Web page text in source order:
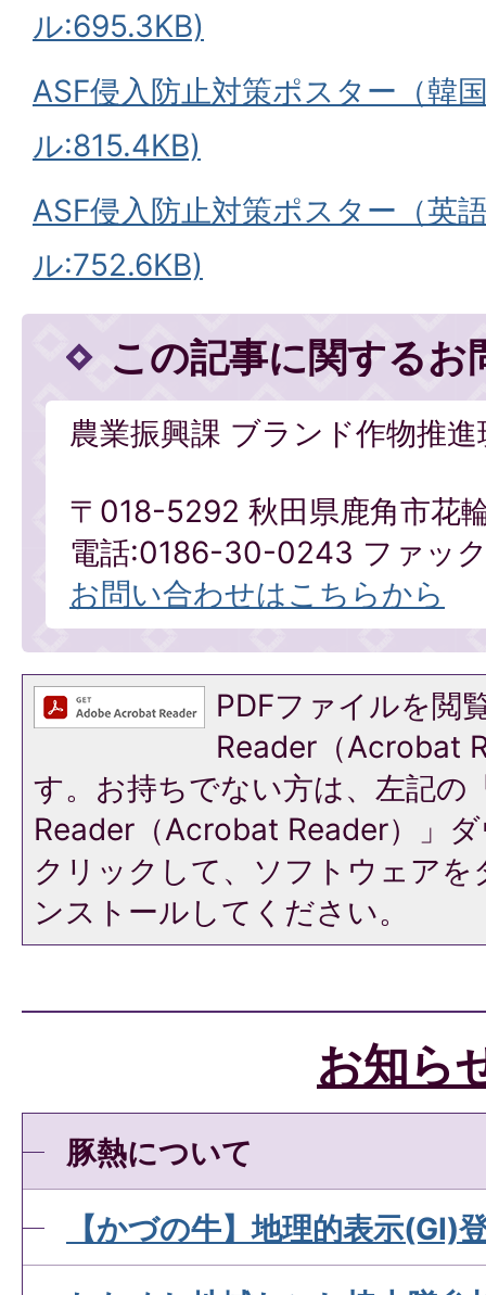
ル:695.3KB)
ASF侵入防止対策ポスター（韓
ル:815.4KB)
ASF侵入防止対策ポスター（英
ル:752.6KB)
この記事に関するお
農業振興課 ブランド作物推進
〒018-5292 秋田県鹿角市花
電話:0186-30-0243 ファッ
お問い合わせはこちらから
PDFファイルを閲
Reader（Acrobat
す。お持ちでない方は、左記の
Reader（Acrobat Reader）」
クリックして、ソフトウェア
ンストールしてください。
お知ら
豚熱について
【かづの牛】地理的表示(GI)